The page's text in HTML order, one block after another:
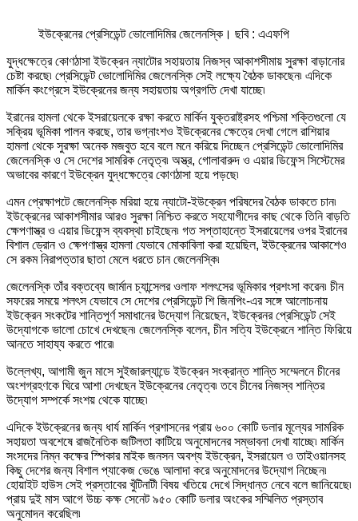
ইউক্রেনের প্রেসিডেন্ট ভোলোদিমির জেলেনস্কি। ছবি : এএফপি
যুদ্ধক্ষেত্রে কোণঠাসা ইউক্রেন ন্যাটোর সহায়তায় নিজস্ব আকাশসীমায় সুরক্ষা বাড়ানোর
চেষ্টা করছে৷ প্রেসিডেন্ট ভোলোদিমির জেলেনস্কি সেই লক্ষ্যে বৈঠক ডাকছেন৷ এদিকে
মার্কিন কংগ্রেসে ইউক্রেনের জন্য সহায়তায় অগ্রগতি দেখা যাচ্ছে৷
ইরানের হামলা থেকে ইসরায়েলকে রক্ষা করতে মার্কিন যুক্তরাষ্ট্রসহ পশ্চিমা শক্তিগুলো যে
সক্রিয় ভূমিকা পালন করছে, তার ভগ্নাংশও ইউক্রেনের ক্ষেত্রে দেখা গেলে রাশিয়ার
হামলা থেকে সুরক্ষা অনেক মজবুত হবে বলে মনে করিয়ে দিচ্ছেন প্রেসিডেন্ট ভোলোদিমির
জেলেনস্কি ও সে দেশের সামরিক নেতৃত্ব৷ অস্ত্র, গোলাবারুদ ও এয়ার ডিফেন্স সিস্টেমের
অভাবের কারণে ইউক্রেন যুদ্ধক্ষেত্রে কোণঠাসা হয়ে পড়ছে৷
এমন প্রেক্ষাপটে জেলেনস্কি মরিয়া হয়ে ন্যাটো-ইউক্রেন পরিষদের বৈঠক ডাকতে চান৷
ইউক্রেনের আকাশসীমার আরও সুরক্ষা নিশ্চিত করতে সহযোগীদের কাছ থেকে তিনি বাড়তি
ক্ষেপণাস্ত্র ও এয়ার ডিফেন্স ব্যবস্থা চাইছেন৷ গত সপ্তাহান্তে ইসরায়েলের ওপর ইরানের
বিশাল ড্রোন ও ক্ষেপণাস্ত্র হামলা যেভাবে মোকাবিলা করা হয়েছিল, ইউক্রেনের আকাশেও
সে রকম নিরাপত্তার ছাতা মেলে ধরতে চান জেলেনস্কি৷
জেলেনস্কি তাঁর বক্তব্যে জার্মান চ্যান্সেলর ওলাফ শলৎসের ভূমিকার প্রশংসা করেন৷ চীন
সফরের সময়ে শলৎস যেভাবে সে দেশের প্রেসিডেন্ট শি জিনপিং-এর সঙ্গে আলোচনায়
ইউক্রেন সংকটের শান্তিপূর্ণ সমাধানের উদ্যোগ নিয়েছেন, ইউক্রেনর প্রেসিডেন্ট সেই
উদ্যোগকে ভালো চোখে দেখছেন৷ জেলেনস্কি বলেন, চীন সত্যি ইউক্রেনে শান্তি ফিরিয়ে
আনতে সাহায্য করতে পারে৷
উল্লেখ্য, আগামী জুন মাসে সুইজারল্যান্ডে ইউক্রেন সংক্রান্ত শান্তি সম্মেলনে চীনের
অংশগ্রহণকে ঘিরে আশা দেখছেন ইউক্রেনের নেতৃত্ব৷ তবে চীনের নিজস্ব শান্তির
উদ্যোগ সম্পর্কে সংশয় থেকে যাচ্ছে৷
এদিকে ইউক্রেনের জন্য ধার্য মার্কিন প্রশাসনের প্রায় ৬০০ কোটি ডলার মূল্যের সামরিক
সহায়তা অবশেষে রাজনৈতিক জটিলতা কাটিয়ে অনুমোদনের সম্ভাবনা দেখা যাচ্ছে৷ মার্কিন
সংসদের নিম্ন কক্ষের স্পিকার মাইক জনসন অবশ্য ইউক্রেন, ইসরায়েল ও তাইওয়ানসহ
কিছু দেশের জন্য বিশাল প্যাকেজ ভেঙে আলাদা করে অনুমোদনের উদ্যোগ নিচ্ছেন৷
হোয়াইট হাউস সেই প্রস্তাবের খুঁটিনাটী বিষয় খতিয়ে দেখে সিদ্ধান্ত নেবে বলে জানিয়েছে৷
প্রায় দুই মাস আগে উচ্চ কক্ষ সেনেট ৯৫০ কোটি ডলার অংকের সম্মিলিত প্রস্তাব
অনুমোদন করেছিল৷